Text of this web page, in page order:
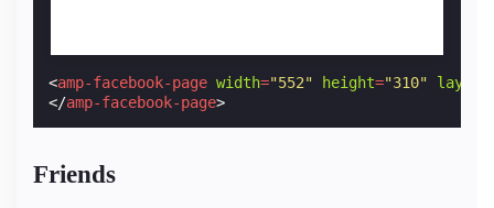
<amp-facebook-page width="552" height="310" layout
</amp-facebook-page>
Friends